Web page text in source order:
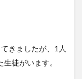
きましたが、1人
徒がいます。